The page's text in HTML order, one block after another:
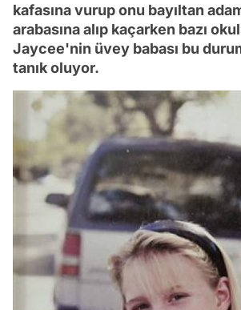
kafasına vurup onu bayıltan
arabasına alıp kaçarken bazı
Jaycee'nin üvey babası bu
tanık oluyor.